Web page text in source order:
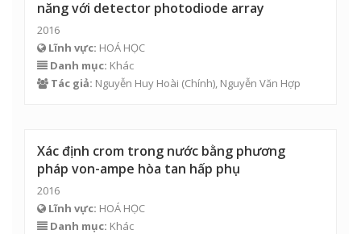
năng với detector photodiode array
2016
Lĩnh vực: HOÁ HỌC
Danh mục: Khác
Tác giả: Nguyễn Huy Hoài (Chính), Nguyễn Văn Hợp
Xác định crom trong nước bằng phương
pháp von-ampe hòa tan hấp phụ
2016
Lĩnh vực: HOÁ HỌC
Danh mục: Khác